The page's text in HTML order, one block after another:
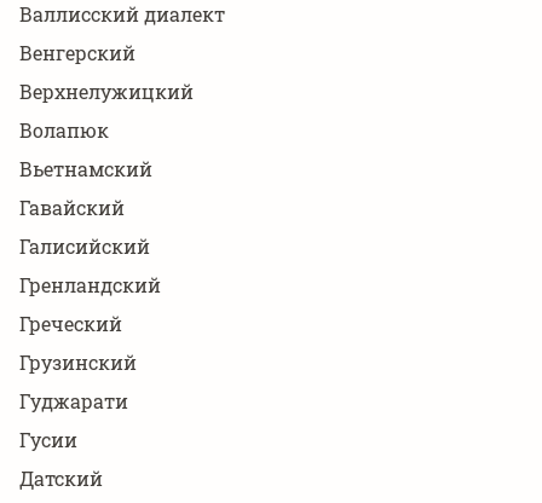
Валлисский диалект
Венгерский
Верхнелужицкий
Волапюк
Вьетнамский
Гавайский
Галисийский
Гренландский
Греческий
Грузинский
Гуджарати
Гусии
Датский